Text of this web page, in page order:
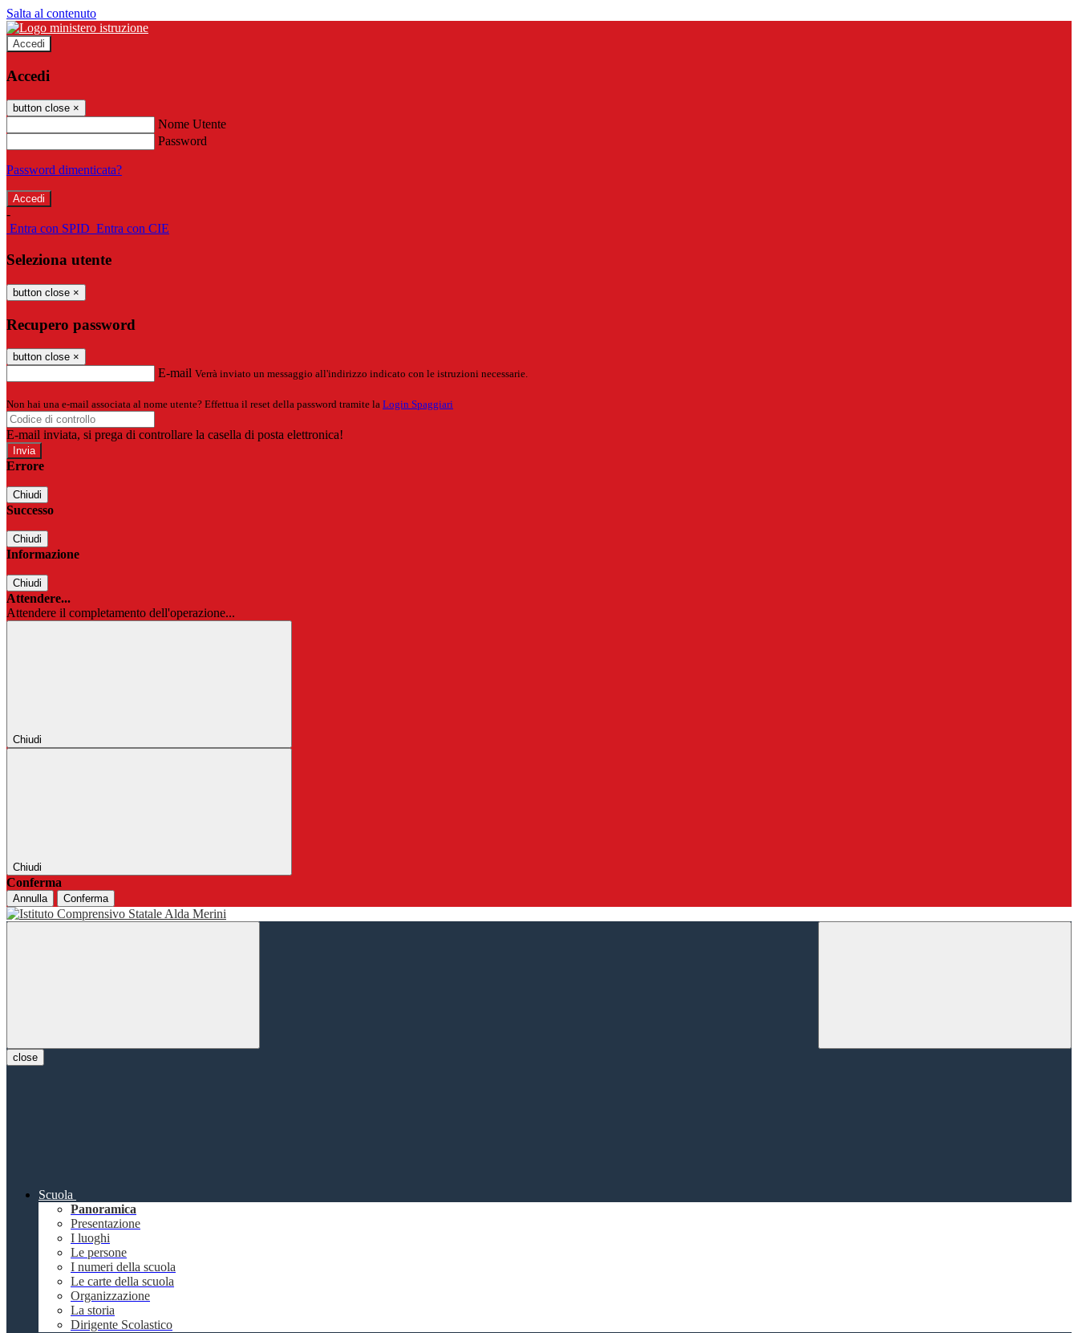
Salta al contenuto
Accedi
Accedi
button close ×
Nome Utente
Password
Password dimenticata?
-
Entra con SPID Entra con CIE
Seleziona utente
button close ×
Recupero password
button close ×
E-mail Verrà inviato un messaggio all'indirizzo indicato con le istruzioni necessarie.
Non hai una e-mail associata al nome utente? Effettua il reset della password tramite la Login Spaggiari
E-mail inviata, si prega di controllare la casella di posta elettronica!
Errore
Chiudi
Successo
Chiudi
Informazione
Chiudi
Attendere...
Attendere il completamento dell'operazione...
Chiudi
Chiudi
Conferma
Annulla Conferma
close
Scuola
Panoramica
Presentazione
I luoghi
Le persone
I numeri della scuola
Le carte della scuola
Organizzazione
La storia
Dirigente Scolastico